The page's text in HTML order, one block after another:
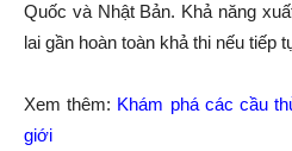
Quốc và Nhật Bản. Khả năng
lai gần hoàn toàn khả thi nếu tiếp
Xem thêm: Khám phá các cầu
giới